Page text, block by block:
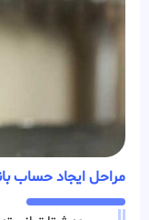
مراحل ایجاد حساب